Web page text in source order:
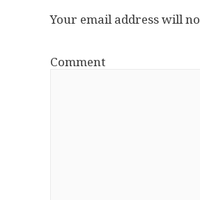
Your email address will
Comment